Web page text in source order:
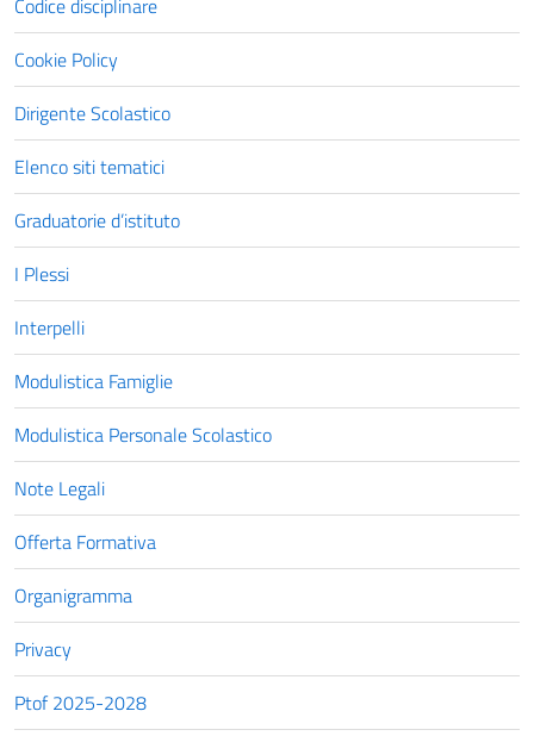
Codice disciplinare
Cookie Policy
Dirigente Scolastico
Elenco siti tematici
Graduatorie d’istituto
I Plessi
Interpelli
Modulistica Famiglie
Modulistica Personale Scolastico
Note Legali
Offerta Formativa
Organigramma
Privacy
Ptof 2025-2028